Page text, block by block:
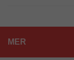
MER